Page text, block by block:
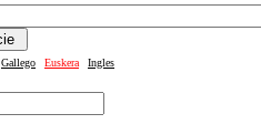
Gallego Euskera Ingles